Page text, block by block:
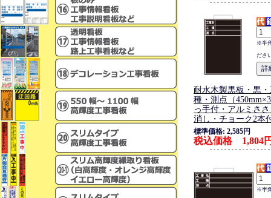
※半
ださ
耐水木製黒板・黒
種・測点（
っ手付・アルミさ
消し・チョーク2本
標準価格: 2,585円
税込価格 1,804
※半